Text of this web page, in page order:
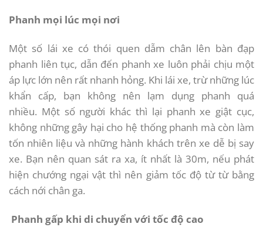
Phanh mọi lúc mọi nơi
Một số lái xe có thói quen dẫm chân lên bàn đạp
phanh liên tục, dẫn đến phanh xe luôn phải chịu một
áp lực lớn nên rất nhanh hỏng. Khi lái xe, trừ những lúc
khẩn cấp, bạn không nên lạm dụng phanh quá
nhiều. Một số người khác thì lại phanh xe giật cục,
không những gây hại cho hệ thống phanh mà còn làm
tốn nhiên liệu và những hành khách trên xe dễ bị say
xe. Bạn nên quan sát ra xa, ít nhất là 30m, nếu phát
hiện chướng ngại vật thì nên giảm tốc độ từ từ bằng
cách nới chân ga.
Phanh gấp khi di chuyển với tốc độ cao